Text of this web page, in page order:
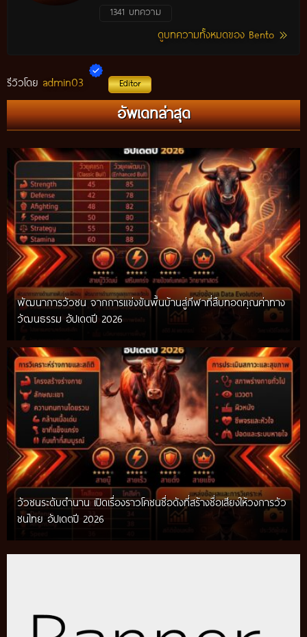
1341 บทความ
ดูบทความทั้งหมดของ Bento
รีวิวโดย admin03 Editor
อัพเดทล่าสุด
กติกาวัวชนสมัยก่อน วิถีการแข่งขันดั้งเดิมที่สืบทอดผ่านภูมิปัญญา
ท้องถิ่น อัปเดตปี 2026
พัฒนาการวัวชน จากการแข่งขันพื้นบ้านสู่กีฬาที่สืบทอดคุณค่าทาง
วัฒนธรรม อัปเดตปี 2026
วัวชนระดับตำนาน เปิดเรื่องราวโคชนชื่อดังที่สร้างชื่อเสียงให้วงการวัว
ชนไทย อัปเดตปี 2026